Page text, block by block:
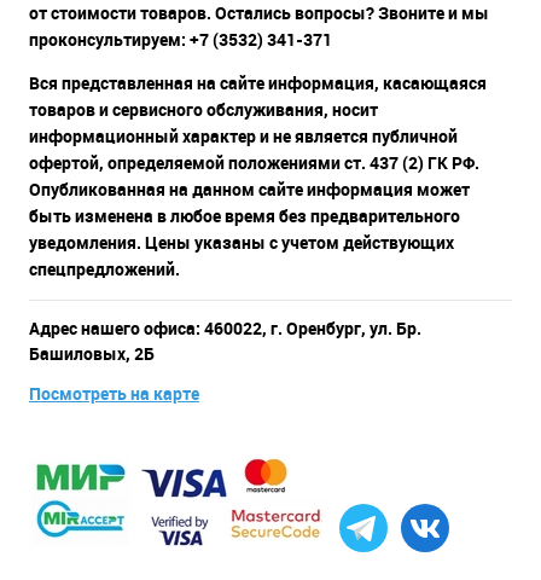
от стоимости товаров. Остались вопросы? Звоните и мы
проконсультируем: +7 (3532) 341-371
Вся представленная на сайте информация, касающаяся
товаров и сервисного обслуживания, носит
информационный характер и не является публичной
офертой, определяемой положениями ст. 437 (2) ГК РФ.
Опубликованная на данном сайте информация может
быть изменена в любое время без предварительного
уведомления. Цены указаны с учетом действующих
спецпредложений.
Адрес нашего офиса: 460022, г. Оренбург, ул. Бр.
Башиловых, 2Б
Посмотреть на карте